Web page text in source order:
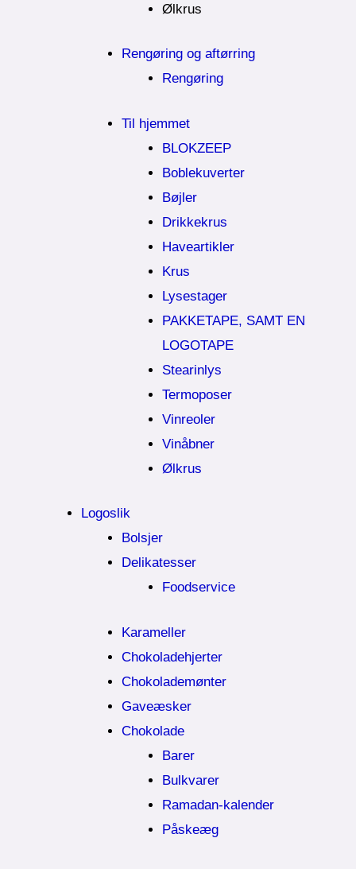
Ølkrus
Rengøring og aftørring
Rengøring
Til hjemmet
BLOKZEEP
Boblekuverter
Bøjler
Drikkekrus
Haveartikler
Krus
Lysestager
PAKKETAPE, SAMT EN
LOGOTAPE
Stearinlys
Termoposer
Vinreoler
Vinåbner
Ølkrus
Logoslik
Bolsjer
Delikatesser
Foodservice
Karameller
Chokoladehjerter
Chokolademønter
Gaveæsker
Chokolade
Barer
Bulkvarer
Ramadan-kalender
Påskeæg